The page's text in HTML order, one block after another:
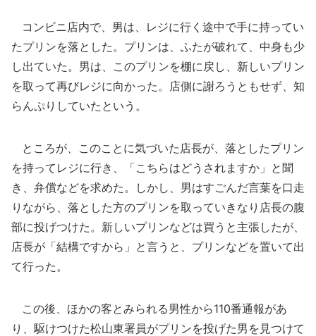
コンビニ店内で、男は、レジに行く途中で手に持ってい
たプリンを落とした。プリンは、ふたが破れて、中身も少
し出ていた。男は、このプリンを棚に戻し、新しいプリン
を取って再びレジに向かった。店側に謝ろうともせず、知
らんぷりしていたという。
ところが、このことに気づいた店長が、落としたプリン
を持ってレジに行き、「こちらはどうされますか」と聞
き、弁償などを求めた。しかし、男はすごんだ言葉を口走
りながら、落とした方のプリンを取っていきなり店長の腹
部に投げつけた。新しいプリンなどは買うと主張したが、
店長が「結構ですから」と言うと、プリンなどを置いて出
て行った。
この後、ほかの客とみられる男性から110番通報があ
り、駆けつけた松山東署員がプリンを投げた男を見つけて